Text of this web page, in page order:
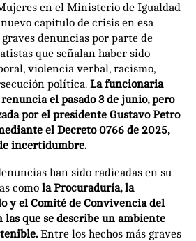
en el Ministerio de Igualdad
capítulo de crisis en esa
denuncias por parte de
que señalan haber sido
violencia verbal, racismo,
política. La funcionaria
el pasado 3 de junio, pero
por el presidente Gustavo Petro
el Decreto 0766 de 2025,
incertidumbre.
han sido radicadas en su
como la Procuraduría, la
y el Comité de Convivencia del
que se describe un ambiente
Entre los hechos más graves